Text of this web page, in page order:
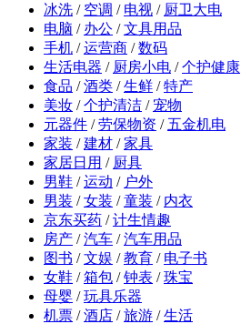
冰洗 / 空调 / 电视 / 厨卫大电
电脑 / 办公 / 文具用品
手机 / 运营商 / 数码
生活电器 / 厨房小电 / 个护健康
食品 / 酒类 / 生鲜 / 特产
美妆 / 个护清洁 / 宠物
元器件 / 劳保物资 / 五金机电
家装 / 建材 / 家具
家居日用 / 厨具
男鞋 / 运动 / 户外
男装 / 女装 / 童装 / 内衣
京东买药 / 计生情趣
房产 / 汽车 / 汽车用品
图书 / 文娱 / 教育 / 电子书
女鞋 / 箱包 / 钟表 / 珠宝
母婴 / 玩具乐器
机票 / 酒店 / 旅游 / 生活